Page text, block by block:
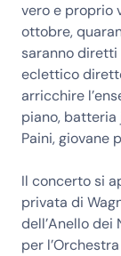
vero e proprio
ottobre,
saranno diretti
eclettico
arricchire
piano, batteria
Paini, giovane
Il concerto si
privata di
dell’Anello dei
per